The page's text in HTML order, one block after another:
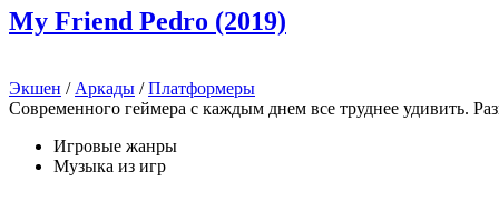
My Friend Pedro (2019)
Экшен / Аркады /Платформеры
Современного геймера с каждым днем все труднее удивить.
Игровые жанры
Музыка из игр